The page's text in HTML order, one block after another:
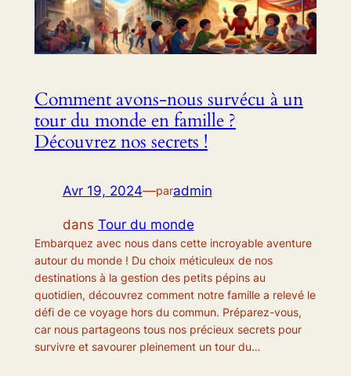
Comment avons-nous survécu à un
tour du monde en famille ?
Découvrez nos secrets !
Avr 19, 2024—paradmin
dans Tour du monde
Embarquez avec nous dans cette incroyable aventure
autour du monde ! Du choix méticuleux de nos
destinations à la gestion des petits pépins au
quotidien, découvrez comment notre famille a relevé le
défi de ce voyage hors du commun. Préparez-vous,
car nous partageons tous nos précieux secrets pour
survivre et savourer pleinement un tour du…